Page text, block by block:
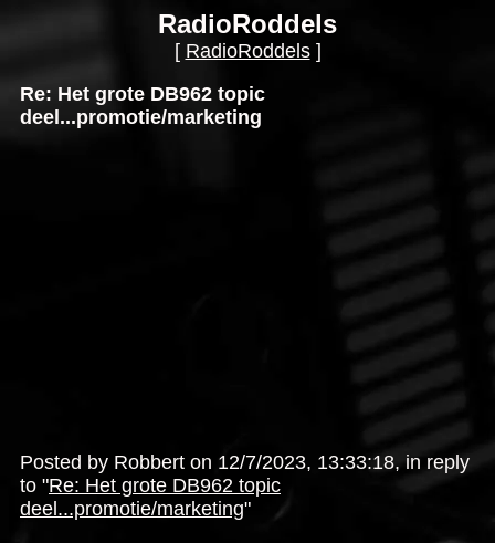
RadioRoddels
[ RadioRoddels]
Re: Het grote DB962 topic
deel...promotie/marketing
Posted by Robbert on 12/7/2023, 13:33:18, in reply
to "Re: Het grote DB962 topic
deel...promotie/marketing"